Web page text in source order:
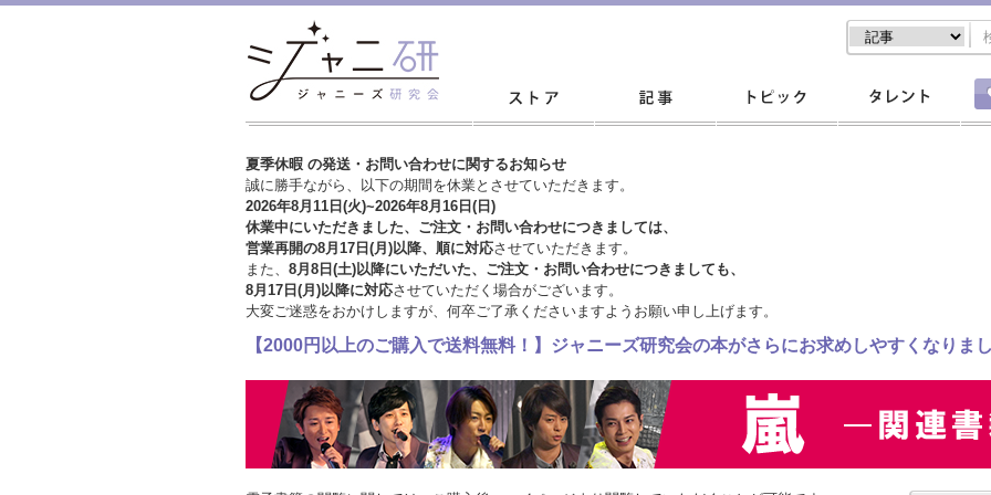
夏季休暇 の発送・お問い合わせに関するお知らせ
誠に勝手ながら、以下の期間を休業とさせていただきます。
2026年8月11日(火)~2026年8月16日(日)
休業中にいただきました、ご注文・お問い合わせにつきましては、
営業再開の8月17日(月)以降、順に対応させていただきます。
また、 8月8日(土)以降にいただいた、ご注文・ お問い合わせにつきましても、
8月17日(月)以降に対応させていただく場合がございます。
大変ご迷惑をおかけしますが、 何卒ご了承くださいますようお願い申し上げます。
【2000円以上のご購入で送料無料！】ジャニーズ研究会の本がさらにお求めしやすくなりま